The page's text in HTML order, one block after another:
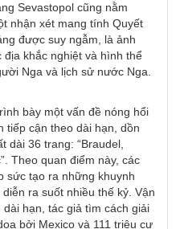
Sevastopol cũng nằm
nhận xét mang tính Quyết
được suy ngẫm, là ảnh
khắc nghiệt và hình thể
Nga và lịch sử nước Nga.
bày một vấn đề nóng hổi
tiếp cận theo dài hạn, dồn
dài 36 trang: “Braudel,
Theo quan điểm này, các
sức tạo ra những khuynh
ra suốt nhiều thế kỷ. Vận
hạn, tác giả tìm cách giải
bởi Mexico và 111 triệu cư